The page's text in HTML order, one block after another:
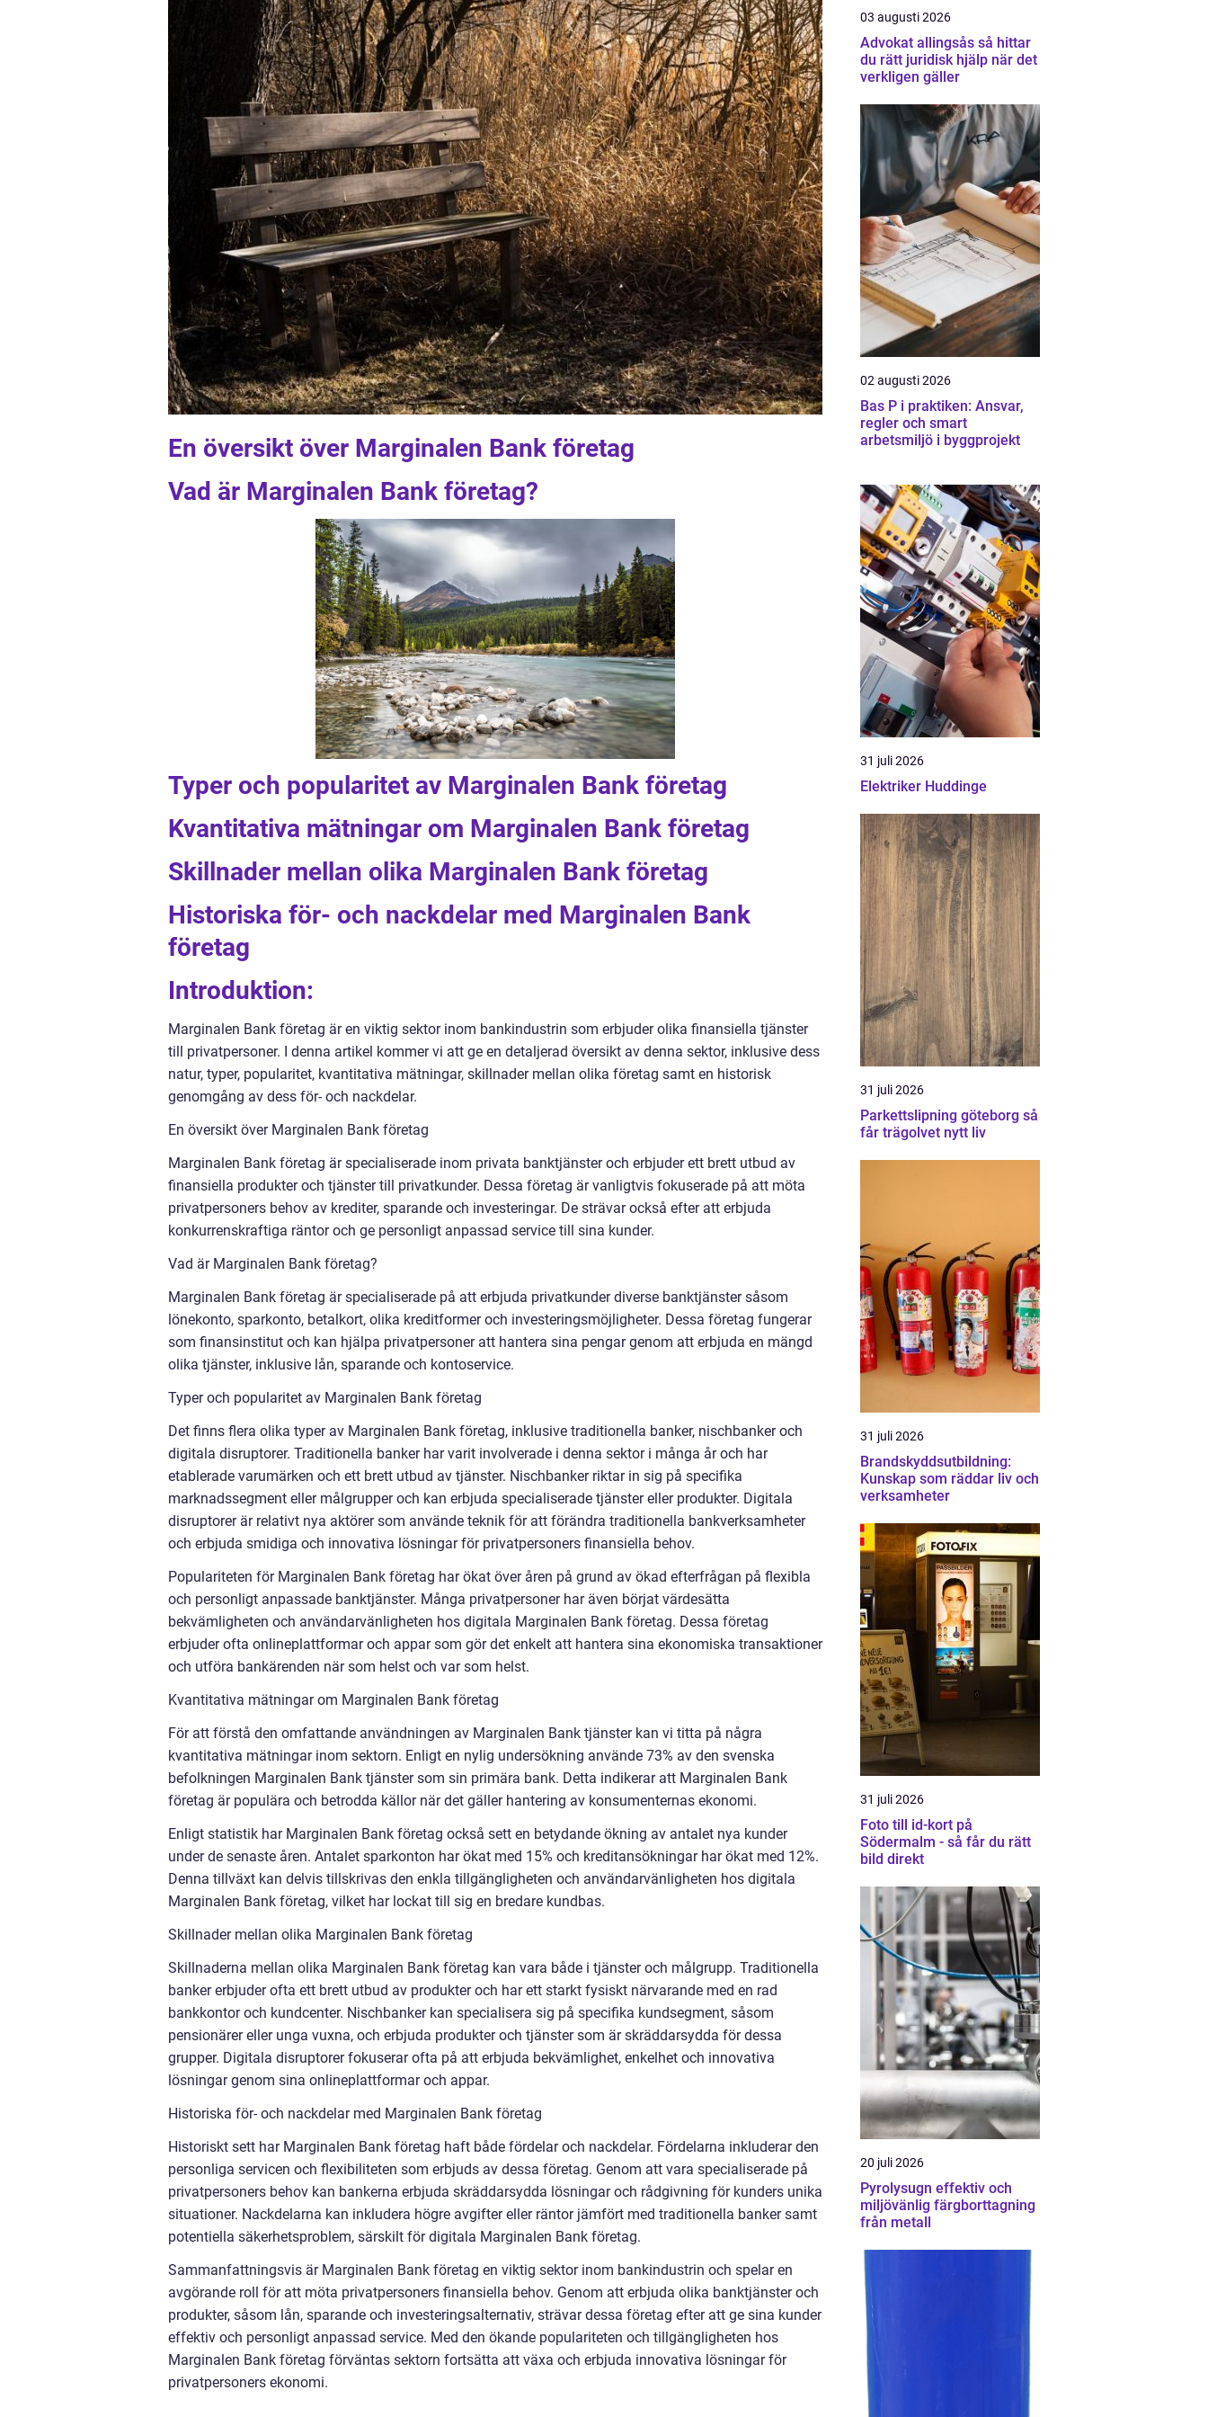
En översikt över Marginalen Bank företag
Vad är Marginalen Bank företag?
Typer och popularitet av Marginalen Bank företag
Kvantitativa mätningar om Marginalen Bank företag
Skillnader mellan olika Marginalen Bank företag
Historiska för- och nackdelar med Marginalen Bank
företag
Introduktion:
Marginalen Bank företag är en viktig sektor inom bankindustrin som erbjuder olika finansiella tjänster
till privatpersoner. I denna artikel kommer vi att ge en detaljerad översikt av denna sektor, inklusive dess
natur, typer, popularitet, kvantitativa mätningar, skillnader mellan olika företag samt en historisk
genomgång av dess för- och nackdelar.
En översikt över Marginalen Bank företag
Marginalen Bank företag är specialiserade inom privata banktjänster och erbjuder ett brett utbud av
finansiella produkter och tjänster till privatkunder. Dessa företag är vanligtvis fokuserade på att möta
privatpersoners behov av krediter, sparande och investeringar. De strävar också efter att erbjuda
konkurrenskraftiga räntor och ge personligt anpassad service till sina kunder.
Vad är Marginalen Bank företag?
Marginalen Bank företag är specialiserade på att erbjuda privatkunder diverse banktjänster såsom
lönekonto, sparkonto, betalkort, olika kreditformer och investeringsmöjligheter. Dessa företag fungerar
som finansinstitut och kan hjälpa privatpersoner att hantera sina pengar genom att erbjuda en mängd
olika tjänster, inklusive lån, sparande och kontoservice.
Typer och popularitet av Marginalen Bank företag
Det finns flera olika typer av Marginalen Bank företag, inklusive traditionella banker, nischbanker och
digitala disruptorer. Traditionella banker har varit involverade i denna sektor i många år och har
etablerade varumärken och ett brett utbud av tjänster. Nischbanker riktar in sig på specifika
marknadssegment eller målgrupper och kan erbjuda specialiserade tjänster eller produkter. Digitala
disruptorer är relativt nya aktörer som använde teknik för att förändra traditionella bankverksamheter
och erbjuda smidiga och innovativa lösningar för privatpersoners finansiella behov.
Populariteten för Marginalen Bank företag har ökat över åren på grund av ökad efterfrågan på flexibla
och personligt anpassade banktjänster. Många privatpersoner har även börjat värdesätta
bekvämligheten och användarvänligheten hos digitala Marginalen Bank företag. Dessa företag
erbjuder ofta onlineplattformar och appar som gör det enkelt att hantera sina ekonomiska transaktioner
och utföra bankärenden när som helst och var som helst.
Kvantitativa mätningar om Marginalen Bank företag
För att förstå den omfattande användningen av Marginalen Bank tjänster kan vi titta på några
kvantitativa mätningar inom sektorn. Enligt en nylig undersökning använde 73% av den svenska
befolkningen Marginalen Bank tjänster som sin primära bank. Detta indikerar att Marginalen Bank
företag är populära och betrodda källor när det gäller hantering av konsumenternas ekonomi.
Enligt statistik har Marginalen Bank företag också sett en betydande ökning av antalet nya kunder
under de senaste åren. Antalet sparkonton har ökat med 15% och kreditansökningar har ökat med 12%.
Denna tillväxt kan delvis tillskrivas den enkla tillgängligheten och användarvänligheten hos digitala
Marginalen Bank företag, vilket har lockat till sig en bredare kundbas.
Skillnader mellan olika Marginalen Bank företag
Skillnaderna mellan olika Marginalen Bank företag kan vara både i tjänster och målgrupp. Traditionella
banker erbjuder ofta ett brett utbud av produkter och har ett starkt fysiskt närvarande med en rad
bankkontor och kundcenter. Nischbanker kan specialisera sig på specifika kundsegment, såsom
pensionärer eller unga vuxna, och erbjuda produkter och tjänster som är skräddarsydda för dessa
grupper. Digitala disruptorer fokuserar ofta på att erbjuda bekvämlighet, enkelhet och innovativa
lösningar genom sina onlineplattformar och appar.
Historiska för- och nackdelar med Marginalen Bank företag
Historiskt sett har Marginalen Bank företag haft både fördelar och nackdelar. Fördelarna inkluderar den
personliga servicen och flexibiliteten som erbjuds av dessa företag. Genom att vara specialiserade på
privatpersoners behov kan bankerna erbjuda skräddarsydda lösningar och rådgivning för kunders unika
situationer. Nackdelarna kan inkludera högre avgifter eller räntor jämfört med traditionella banker samt
potentiella säkerhetsproblem, särskilt för digitala Marginalen Bank företag.
Sammanfattningsvis är Marginalen Bank företag en viktig sektor inom bankindustrin och spelar en
avgörande roll för att möta privatpersoners finansiella behov. Genom att erbjuda olika banktjänster och
produkter, såsom lån, sparande och investeringsalternativ, strävar dessa företag efter att ge sina kunder
effektiv och personligt anpassad service. Med den ökande populariteten och tillgängligheten hos
Marginalen Bank företag förväntas sektorn fortsätta att växa och erbjuda innovativa lösningar för
privatpersoners ekonomi.
03 augusti 2026
Advokat allingsås så hittar
du rätt juridisk hjälp när det
verkligen gäller
02 augusti 2026
Bas P i praktiken: Ansvar,
regler och smart
arbetsmiljö i byggprojekt
31 juli 2026
Elektriker Huddinge
31 juli 2026
Parkettslipning göteborg så
får trägolvet nytt liv
31 juli 2026
Brandskyddsutbildning:
Kunskap som räddar liv och
verksamheter
31 juli 2026
Foto till id-kort på
Södermalm - så får du rätt
bild direkt
20 juli 2026
Pyrolysugn effektiv och
miljövänlig färgborttagning
från metall